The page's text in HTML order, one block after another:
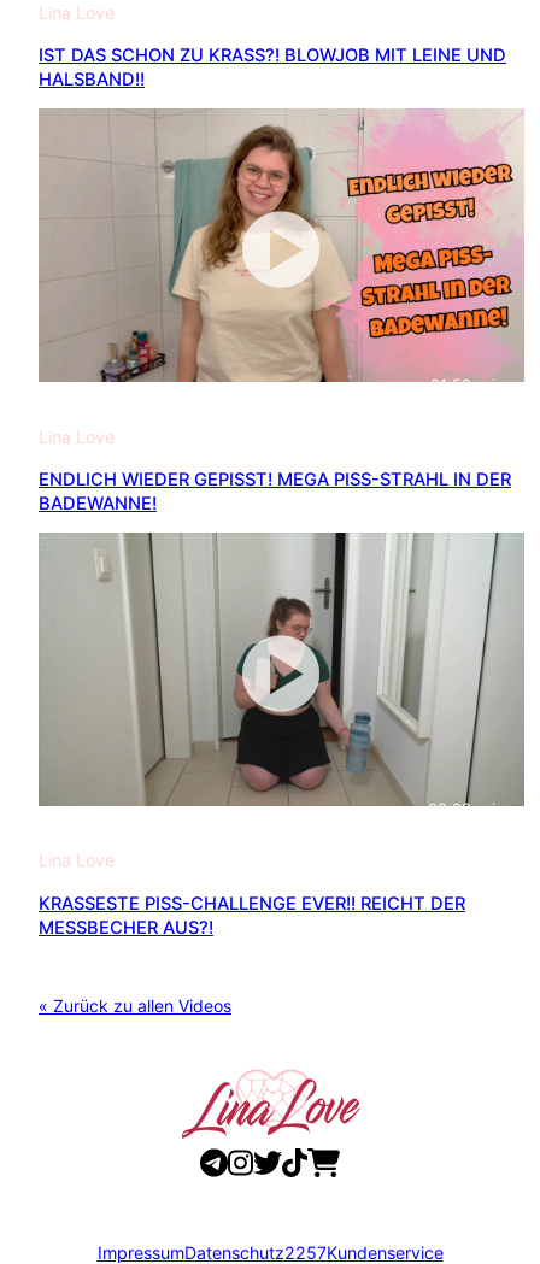
Lina Love
IST DAS SCHON ZU KRASS?! BLOWJOB MIT LEINE UND
HALSBAND!!
01:59 min
Lina Love
ENDLICH WIEDER GEPISST! MEGA PISS-STRAHL IN DER
BADEWANNE!
03:29 min
Lina Love
KRASSESTE PISS-CHALLENGE EVER!! REICHT DER
MESSBECHER AUS?!
« Zurück zu allen Videos
ImpressumDatenschutz2257Kundenservice